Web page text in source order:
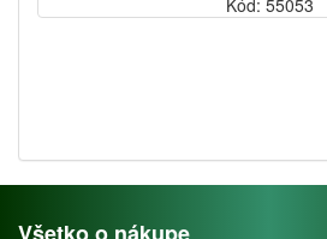
Kód: 55053